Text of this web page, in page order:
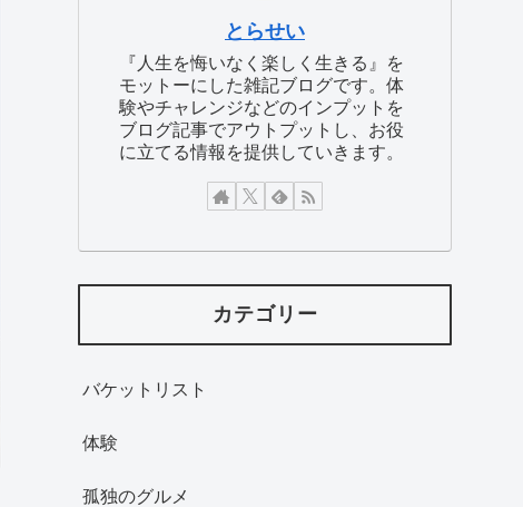
とらせい
『人生を悔いなく楽しく生きる』を
モットーにした雑記ブログです。体
験やチャレンジなどのインプットを
ブログ記事でアウトプットし、お役
に立てる情報を提供していきます。
カテゴリー
バケットリスト
体験
孤独のグルメ